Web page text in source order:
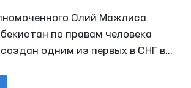
Олий Мажлиса
по правам человека
одним из первых в СНГ в